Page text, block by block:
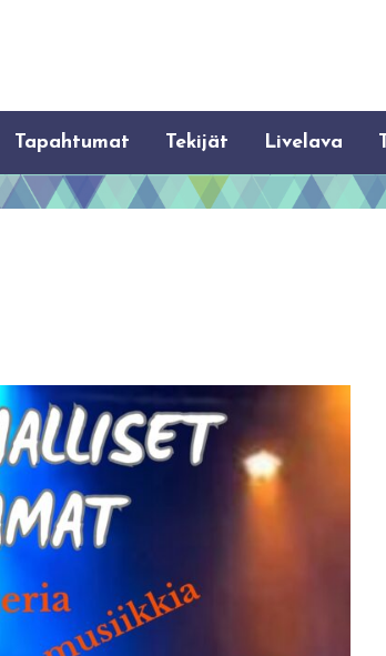
Tapahtumat Tekijät Livelava